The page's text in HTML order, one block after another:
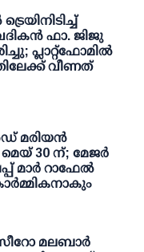
ഫാ. ജിജു
പ്ലാറ്റ്‌ഫോമിൽ
വീണത്
മരിയൻ
മെയ് 30 ന്; മേജർ
മാർ റാഫേൽ
മലബാർ